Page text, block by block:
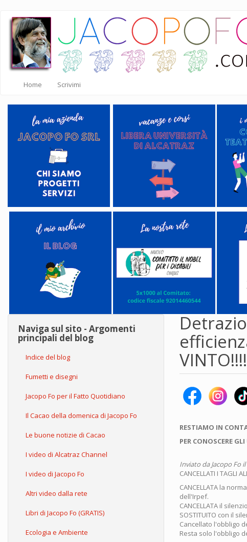
Salta
contenuto
principale
Home Scrivimi
Naviga sul sito - Argomenti
principali del blog
Indice del blog
Fumetti e disegni
Jacopo Fo per il Fatto Quotidiano
Il Cacao della domenica di Jacopo Fo
Le buone notizie di Cacao
I video di Alcatraz Channel
I video di Jacopo Fo
Altri video dalla rete
Libri di Jacopo Fo (GRATIS)
Ecologia e Ambiente
RESTIAMO IN
PER CONOSCERE
Inviato daJacopo Fo
CANCELLATI I TAGLI
CANCELLATA la
dell'Irpef.
CANCELLATA il
SOSTITUITO con il
Cancellato l'obbligo
Resta solo l'obbligo